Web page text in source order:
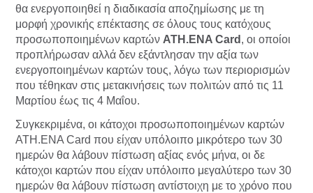
θα ενεργοποιηθεί η διαδικασία αποζημίωσης με τη
μορφή χρονικής επέκτασης σε όλους τους κατόχους
προσωποποιημένων καρτών ATH.ENA Card , οι οποίοι
προπλήρωσαν αλλά δεν εξάντλησαν την αξία των
ενεργοποιημένων καρτών τους, λόγω των περιορισμών
που τέθηκαν στις μετακινήσεις των πολιτών από τις 11
Μαρτίου έως τις 4 Μαΐου.
Συγκεκριμένα, οι κάτοχοι προσωποποιημένων καρτών
ATH.ENA Card που είχαν υπόλοιπο μικρότερο των 30
ημερών θα λάβουν πίστωση αξίας ενός μήνα, οι δε
κάτοχοι καρτών που είχαν υπόλοιπο μεγαλύτερο των 30
ημερών θα λάβουν πίστωση αντίστοιχη με το χρόνο που